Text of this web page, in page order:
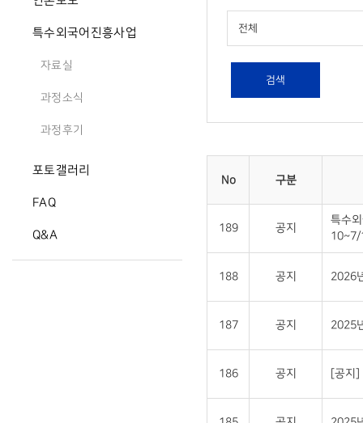
특수외국어진흥사업
자료실
과정소식
과정후기
포토갤러리
FAQ
Q&A
전체
검색
No 구분
189 공지
특수
10~7/
188 공지 2026
187 공지 2025
186 공지 [공지]